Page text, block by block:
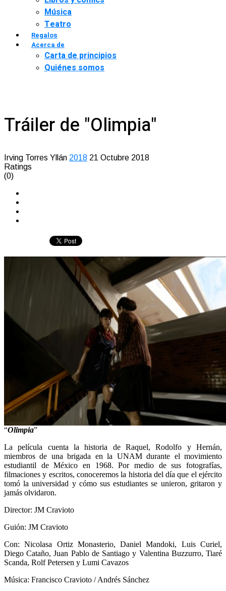
Música
Teatro
Regalos
Acerca de
Carta de principios
Quiénes somos
Tráiler de "Olimpia"
Irving Torres Yllán 2018 21 Octubre 2018
Ratings
(0)
“Olimpia”
La película cuenta la historia de Raquel, Rodolfo y Hernán,
miembros de una brigada en la UNAM durante el movimiento
estudiantil de México en 1968. Por medio de sus fotografías,
filmaciones y escritos, conoceremos la historia del día que el ejército
tomó la universidad y cómo sus estudiantes se unieron, gritaron y
jamás olvidaron.
Director: JM Cravioto
Guión: JM Cravioto
Con: Nicolasa Ortiz Monasterio, Daniel Mandoki, Luis Curiel,
Diego Cataño, Juan Pablo de Santiago y Valentina Buzzurro, Tiaré
Scanda, Rolf Petersen y Lumi Cavazos
Música: Francisco Cravioto / Andrés Sánchez